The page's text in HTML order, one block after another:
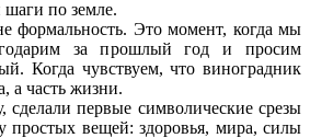
по земле.
формальность. Это момент, когда мы
за прошлый год и просим
Когда чувствуем, что виноградник
а часть жизни.
сделали первые символические срезы
простых вещей: здоровья, мира, силы